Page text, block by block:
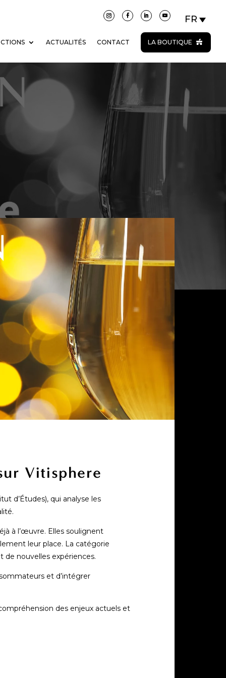
ACTUALITÉS CONTACT LA BOUTIQUE
Vitisphere
d’Études), qui analyse les
à l’œuvre. Elles soulignent
leur place. La catégorie
de nouvelles expériences.
et d’intégrer
des enjeux actuels et